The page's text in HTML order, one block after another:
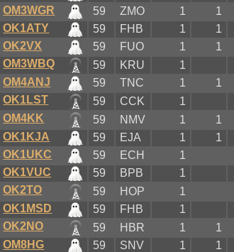
OM3WGR 59 ZMO 1
1
OK1ATY 59 FHB 1
1
OK2VX 59 FUO 1
1
OM3WBQ 59 KRU
1
OM4ANJ 59 TNC 1
1
OK1LST 59 CCK
1
OM4KK 59 NMV 1
1
OK1KJA 59 EJA 1
1
OK1UKC 59 ECH
1
OK1VUC 59 BPB
1
OK2TO 59 HOP
1
OK1MSD 59 FHB
1
OK2NO 59 HBR 1
1
OM8HG 59 SNV 1
1